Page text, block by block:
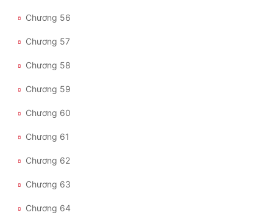
Chương 56
Chương 57
Chương 58
Chương 59
Chương 60
Chương 61
Chương 62
Chương 63
Chương 64